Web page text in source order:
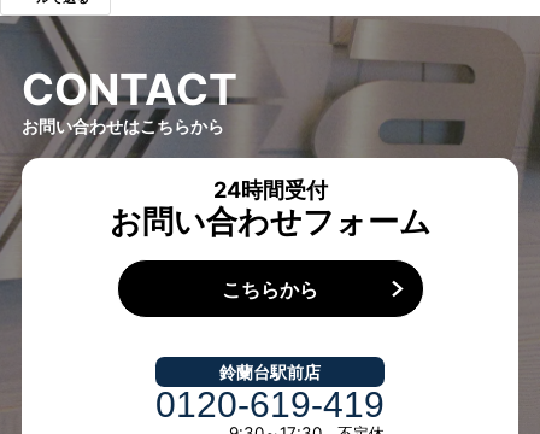
CONTACT
お問い合わせはこちらから
24時間受付
お問い合わせフォーム
こちらから
鈴蘭台駅前店
0120-619-419